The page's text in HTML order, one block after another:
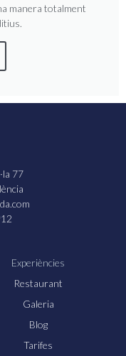
manera totalment
Experiències
Restaurant
Galeria
Blog
Tarifes
77